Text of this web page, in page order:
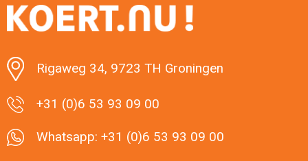
Minimale afname: 1
Rigaweg 34, 9723 TH Groningen
+31 (0)6 53 93 09 00
Whatsapp: +31 (0)6 53 93 09 00